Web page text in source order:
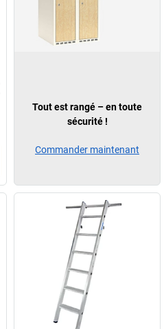
Tout est rangé – en toute
sécurité !
Commander maintenant